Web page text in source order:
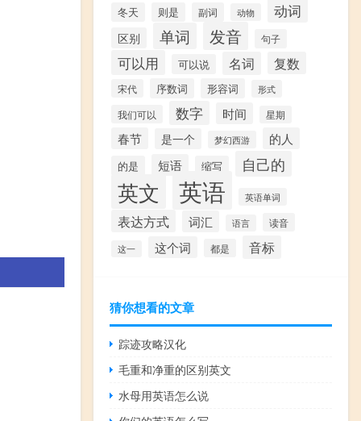
冬天 则是 副词 动物 动词
区别 单词 发音 句子
可以用 可以说 名词 复数
宋代 序数词 形容词 形式
我们可以 数字 时间 星期
春节 是一个 梦幻西游 的人
的是 短语 缩写 自己的
英文 英语 英语单词
表达方式 词汇 语言 读音
这一 这个词 都是 音标
猜你想看的文章
踪迹攻略汉化
毛重和净重的区别英文
水母用英语怎么说